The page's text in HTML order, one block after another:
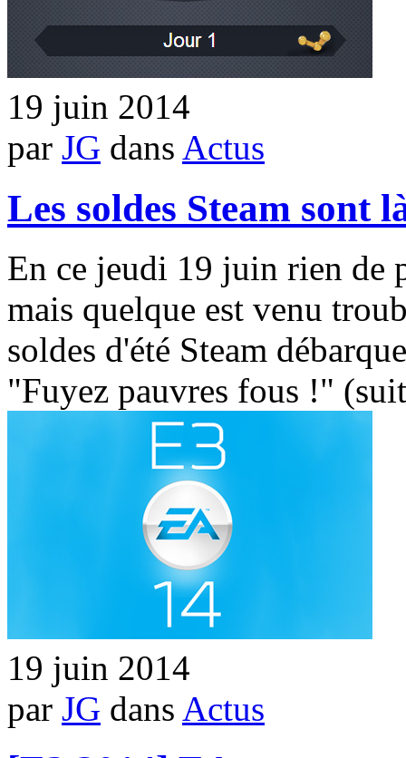
19 juin 2014
par JG dans Actus
Les soldes Steam sont
En ce jeudi 19 juin rien de
mais quelque est venu
soldes d'été Steam
"Fuyez pauvres fous !"
19 juin 2014
par JG dans Actus